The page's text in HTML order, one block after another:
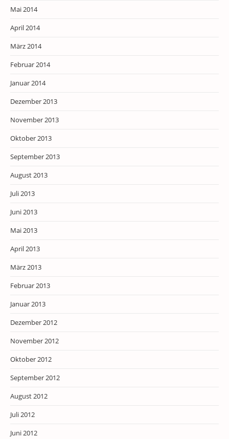
Mai 2014
April 2014
März 2014
Februar 2014
Januar 2014
Dezember 2013
November 2013
Oktober 2013
September 2013
August 2013
Juli 2013
Juni 2013
Mai 2013
April 2013
März 2013
Februar 2013
Januar 2013
Dezember 2012
November 2012
Oktober 2012
September 2012
August 2012
Juli 2012
Juni 2012